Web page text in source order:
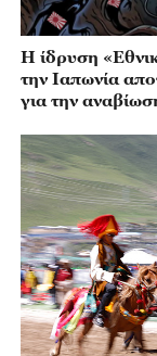
Η ίδρυση
την Ιαπωνία
για την